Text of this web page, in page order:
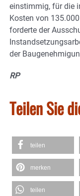
einstimmig, für die
Kosten von
forderte der
der
RP
Teilen Sie
teilen
merken
teilen